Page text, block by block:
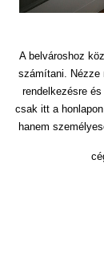
A belvároshoz
számítani. Nézze
rendelkezésre
csak itt a
hanem